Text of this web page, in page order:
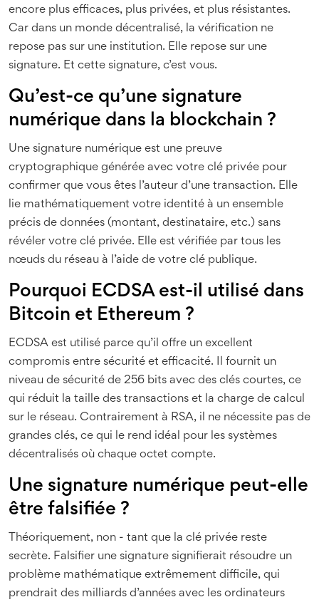
encore plus efficaces, plus privées, et plus résistantes.
Car dans un monde décentralisé, la vérification ne
repose pas sur une institution. Elle repose sur une
signature. Et cette signature, c’est vous.
Qu’est-ce qu’une signature
numérique dans la blockchain ?
Une signature numérique est une preuve
cryptographique générée avec votre clé privée pour
confirmer que vous êtes l’auteur d’une transaction. Elle
lie mathématiquement votre identité à un ensemble
précis de données (montant, destinataire, etc.) sans
révéler votre clé privée. Elle est vérifiée par tous les
nœuds du réseau à l’aide de votre clé publique.
Pourquoi ECDSA est-il utilisé dans
Bitcoin et Ethereum ?
ECDSA est utilisé parce qu’il offre un excellent
compromis entre sécurité et efficacité. Il fournit un
niveau de sécurité de 256 bits avec des clés courtes, ce
qui réduit la taille des transactions et la charge de calcul
sur le réseau. Contrairement à RSA, il ne nécessite pas de
grandes clés, ce qui le rend idéal pour les systèmes
décentralisés où chaque octet compte.
Une signature numérique peut-elle
être falsifiée ?
Théoriquement, non - tant que la clé privée reste
secrète. Falsifier une signature signifierait résoudre un
problème mathématique extrêmement difficile, qui
prendrait des milliards d’années avec les ordinateurs